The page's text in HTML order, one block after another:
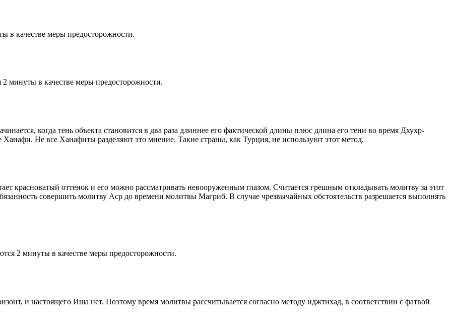
в качестве меры предосторожности.
минуты в качестве меры предосторожности.
когда тень объекта становится в два раза длиннее его фактической длины плюс длина его тени во время Дхухр-
Ханафи. Не все Ханафиты разделяют это мнение. Такие страны, как Турция, не используют этот метод.
красноватый оттенок и его можно рассматривать невооруженным глазом. Считается грешным откладывать молитву за этот
совершить молитву Аср до времени молитвы Магриб. В случае чрезвычайных обстоятельств разрешается выполнять
2 минуты в качестве меры предосторожности.
и настоящего Иша нет. Поэтому время молитвы рассчитывается согласно методу иджтихад, в соответствии с фатвой